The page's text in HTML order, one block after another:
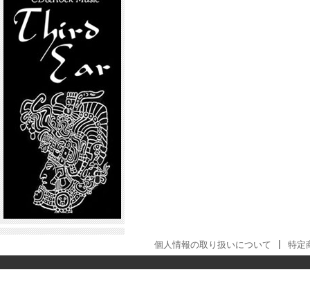
個人情報の取り扱いについて 特定